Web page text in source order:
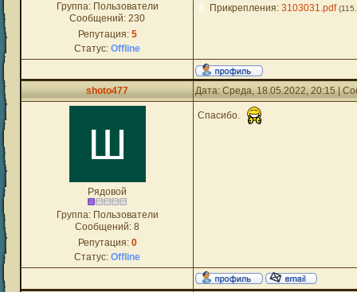
Группа: Пользователи
Сообщений: 230
Репутация: 5
Статус: Offline
Прикрепления: 3103031.pdf
shoto477 Дата: Среда, 18.05.2022, 20:15 |
Рядовой
Группа: Пользователи
Сообщений: 8
Репутация: 0
Статус: Offline
Спасибо.